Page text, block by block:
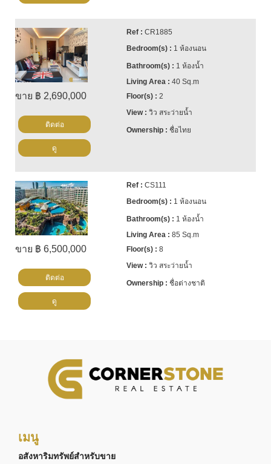
ขาย ฿ 2,690,000
CR1885
1 ห้องนอน
1 ห้องน้ำ
40 Sq.m
2
วิว สระว่ายน้ำ
ชื่อไทย
ติดต่อ
ดู
ขาย ฿ 6,500,000
CS111
1 ห้องนอน
1 ห้องน้ำ
85 Sq.m
8
วิว สระว่ายน้ำ
ชื่อต่างชาติ
ติดต่อ
ดู
เมนู
อสังหาริมทรัพย์สำหรับขาย